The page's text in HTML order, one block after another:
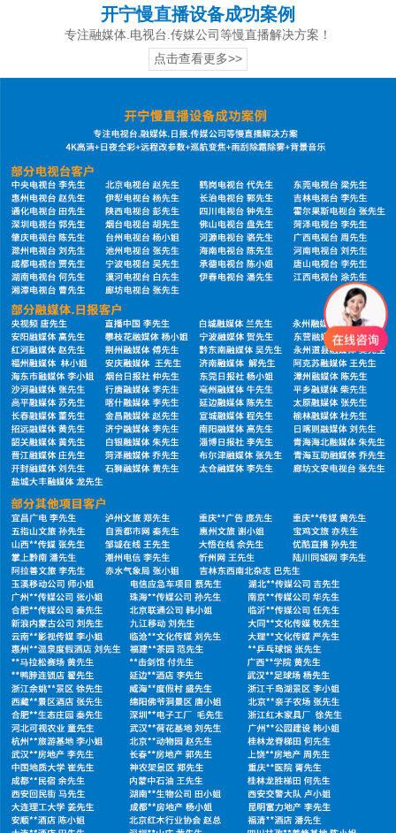
开宁慢直播设备成功案例
专注融媒体.电视台.传媒公司等慢直播解决方案！
点击查看更多>>